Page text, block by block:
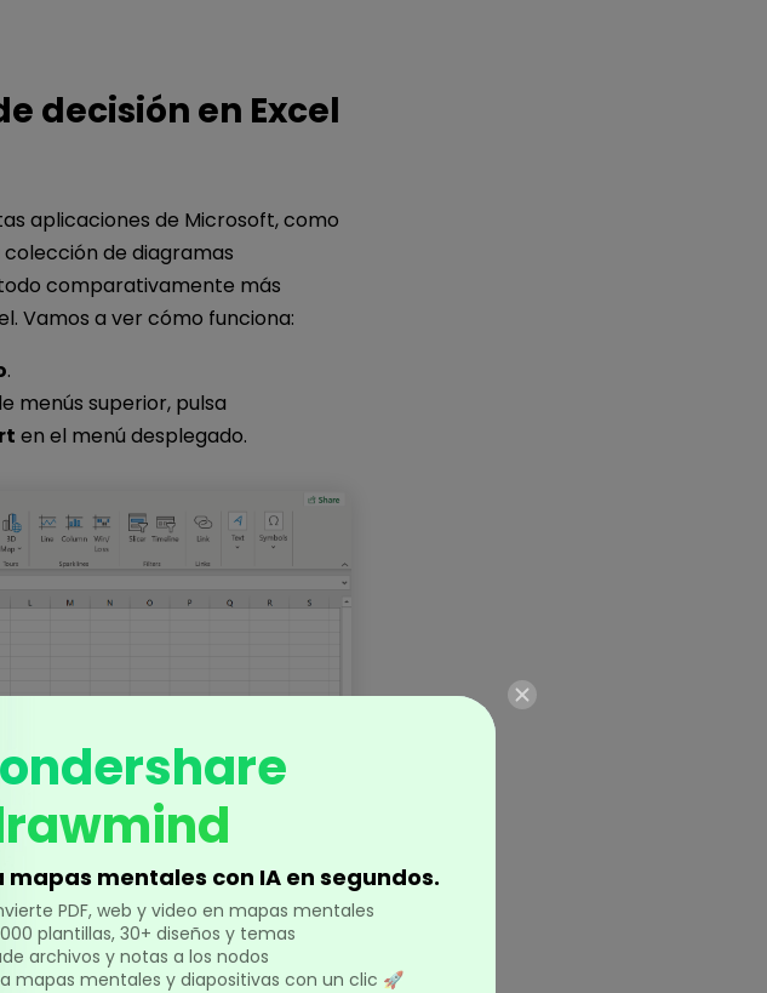
decisión en Excel
aplicaciones de Microsoft, como
colección de diagramas
comparativamente más
Vamos a ver cómo funciona:
.
menús superior, pulsa
en el menú desplegado.
de la ventana recién abierta
en la pantalla de la derecha.
mapas mentales con IA en segundos.
PDF, web y video en mapas mentales
plantillas, 30+ diseños y temas
archivos y notas a los nodos
mapas mentales y diapositivas con un clic 🚀